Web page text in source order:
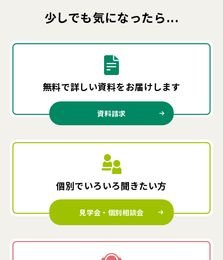
少しでも気になったら...
無料で詳しい資料をお届けします
資料請求
個別でいろいろ聞きたい方
見学会・個別相談会